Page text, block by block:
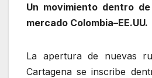
Un movimiento dentro
mercado Colombia–EE.UU.
La apertura de nuevas
Cartagena se inscribe